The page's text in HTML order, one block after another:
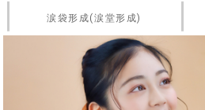
涙袋形成(涙堂形成)